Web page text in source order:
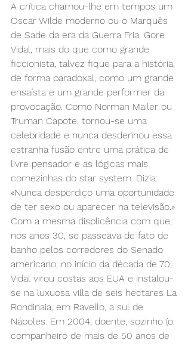
A crítica chamou-lhe em tempos um
Oscar Wilde moderno ou o Marquês
de Sade da era da Guerra Fria. Gore
Vidal, mais do que como grande
ficcionista, talvez fique para a história,
de forma paradoxal, como um grande
ensaísta e um grande performer da
provocação. Como Norman Mailer ou
Truman Capote, tornou-se uma
celebridade e nunca desdenhou essa
estranha fusão entre uma prática de
livre pensador e as lógicas mais
comezinhas do star system. Dizia:
«Nunca desperdiço uma oportunidade
de ter sexo ou aparecer na televisão.»
Com a mesma displicência com que,
nos anos 30, se passeava de fato de
banho pelos corredores do Senado
americano, no início da década de 70,
Vidal virou costas aos EUA e instalou-
se na luxuosa villa de seis hectares La
Rondinaia, em Ravello, a sul de
Nápoles. Em 2004, doente, sozinho (o
companheiro de mais de 50 anos de